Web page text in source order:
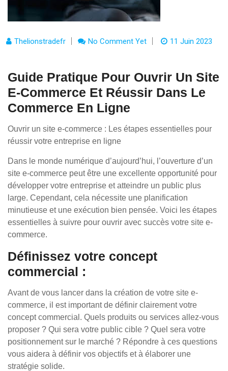
Thelionstradefr No Comment Yet 11 Juin 2023
Guide Pratique Pour Ouvrir Un Site
E-Commerce Et Réussir Dans Le
Commerce En Ligne
Ouvrir un site e-commerce : Les étapes essentielles pour
réussir votre entreprise en ligne
Dans le monde numérique d’aujourd’hui, l’ouverture d’un
site e-commerce peut être une excellente opportunité pour
développer votre entreprise et atteindre un public plus
large. Cependant, cela nécessite une planification
minutieuse et une exécution bien pensée. Voici les étapes
essentielles à suivre pour ouvrir avec succès votre site e-
commerce.
Définissez votre concept
commercial :
Avant de vous lancer dans la création de votre site e-
commerce, il est important de définir clairement votre
concept commercial. Quels produits ou services allez-vous
proposer ? Qui sera votre public cible ? Quel sera votre
positionnement sur le marché ? Répondre à ces questions
vous aidera à définir vos objectifs et à élaborer une
stratégie solide.